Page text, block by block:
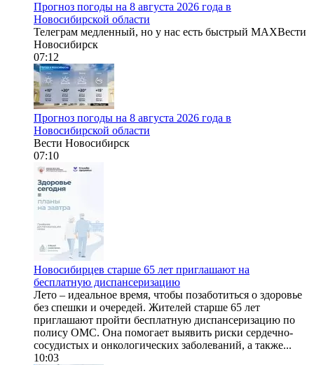
Прогноз погоды на 8 августа 2026 года в
Новосибирской области
Телеграм медленный, но у нас есть быстрый МАХВести
Новосибирск
07:12
Прогноз погоды на 8 августа 2026 года в
Новосибирской области
Вести Новосибирск
07:10
Новосибирцев старше 65 лет приглашают на
бесплатную диспансеризацию
Лето – идеальное время, чтобы позаботиться о здоровье
без спешки и очередей. Жителей старше 65 лет
приглашают пройти бесплатную диспансеризацию по
полису ОМС. Она помогает выявить риски сердечно-
сосудистых и онкологических заболеваний, а также...
10:03